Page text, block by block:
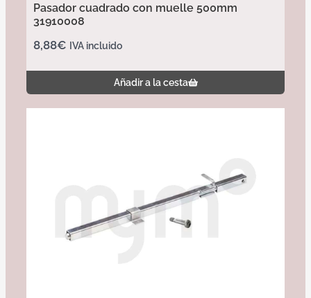
Pasador cuadrado con muelle 500mm
31910008
8,88€ IVA incluido
Añadir a la cesta